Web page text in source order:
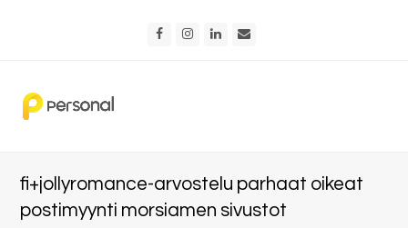
FacebookInstagram
LinkedIn
fi+jollyromance-arvostelu parhaat oikeat
postimyynti morsiamen sivustot